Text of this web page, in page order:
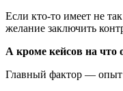
Если кто-то имеет не
желание заключить
А кроме кейсов на
Главный фактор — опыт